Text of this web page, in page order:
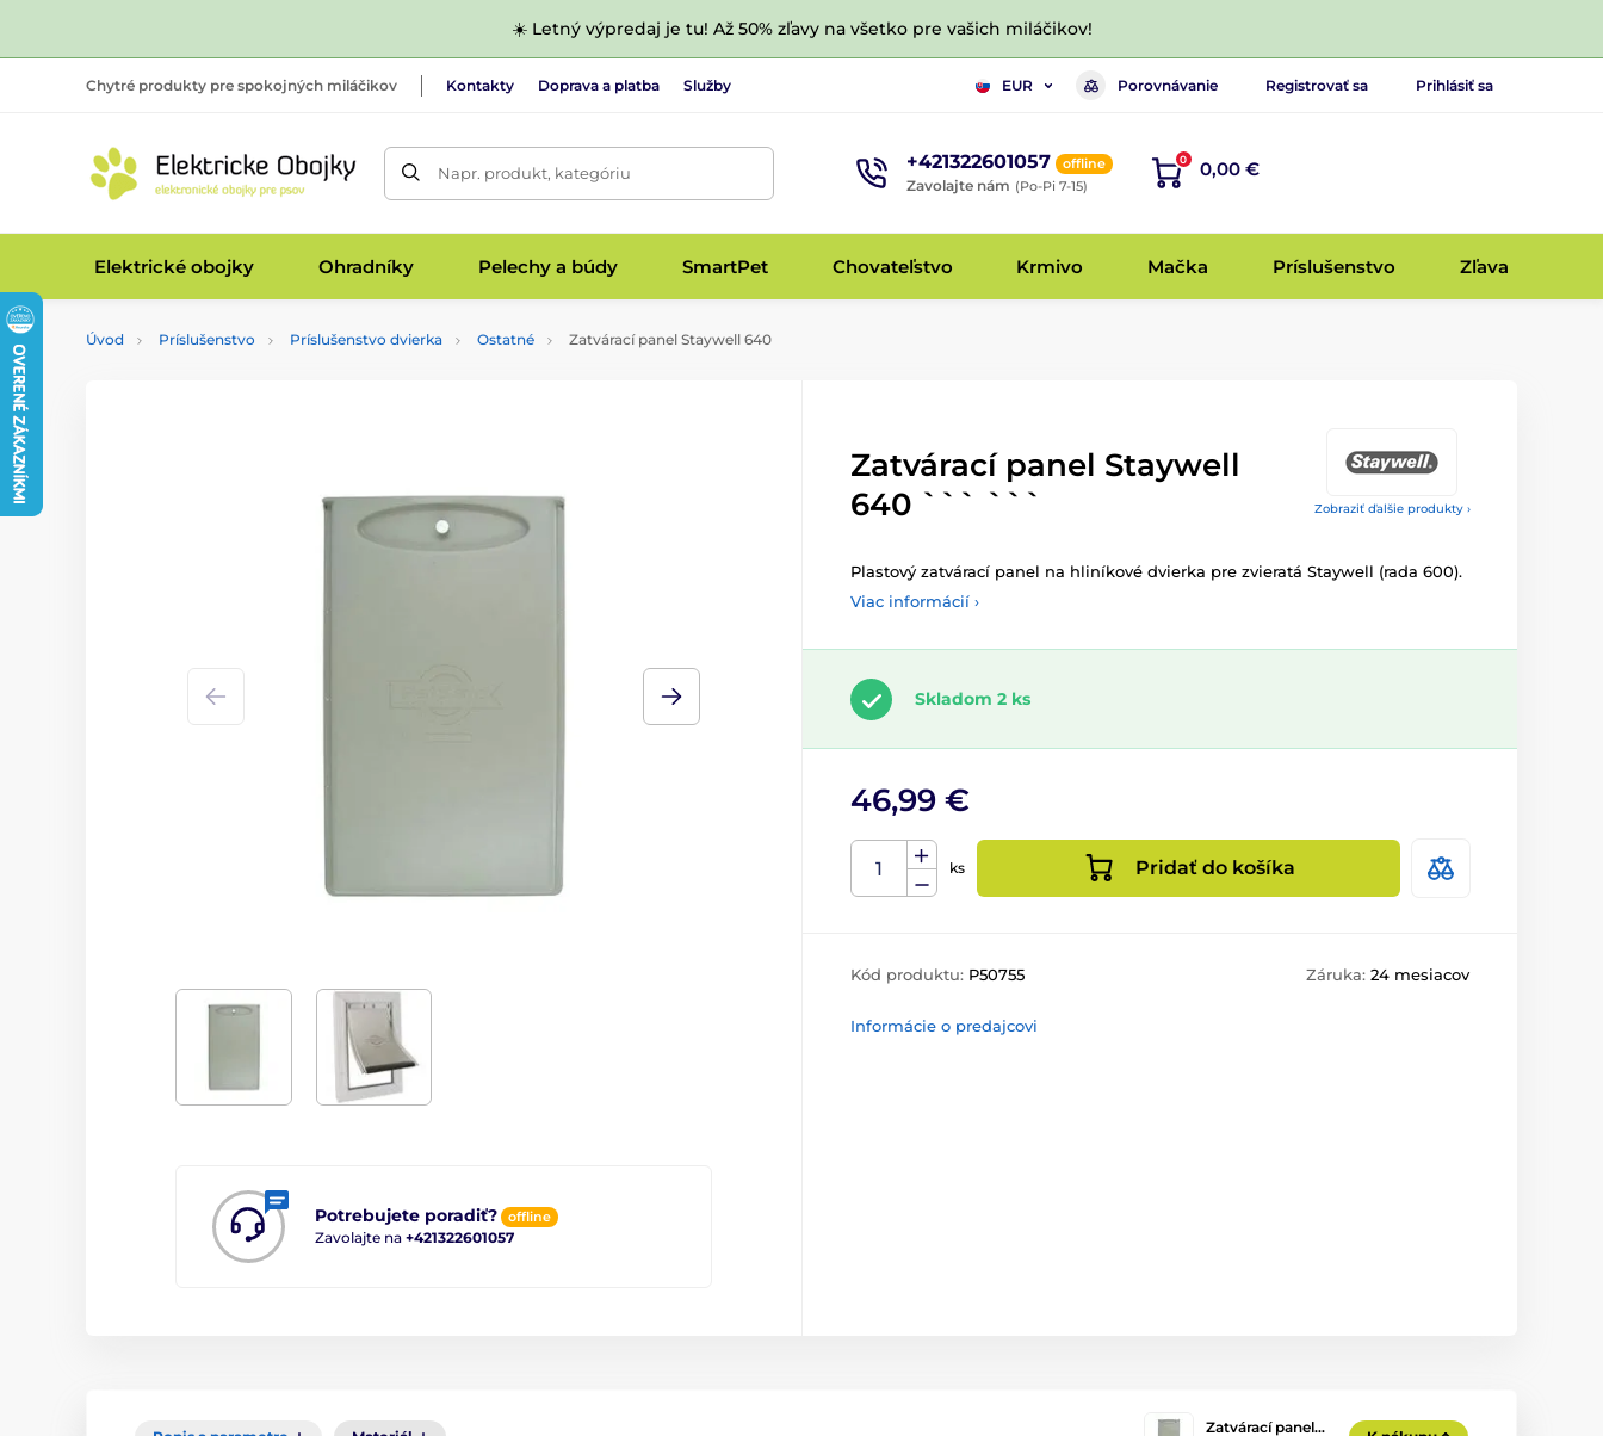
☀️ Letný výpredaj je tu! Až 50% zľavy na všetko pre vašich miláčikov!
Chytré produkty pre spokojných miláčikov Kontakty Doprava a platba Služby EUR Porovnávanie Registrovať sa Prihlásiť sa
Napr. produkt, kategóriu +421322601057 offline
Zavolajte nám (Po-Pi 7-15)
0 0,00 €
Elektrické obojky Ohradníky Pelechy a búdy SmartPet Chovateľstvo Krmivo Mačka Príslušenstvo Zľava
Úvod Príslušenstvo Príslušenstvo dvierka Ostatné Zatvárací panel Staywell 640
Zobraziť ďalšie produkty ›
Potrebujete poradiť? offline
Zavolajte na +421322601057
Zatvárací panel Staywell
640 ``` ```
Plastový zatvárací panel na hliníkové dvierka pre zvieratá Staywell (rada 600).
Viac informácií ›
Skladom 2 ks
46,99 €
ks Pridať do košíka
Kód produktu: P50755 Záruka: 24 mesiacov
Informácie o predajcovi
Zatvárací panel…